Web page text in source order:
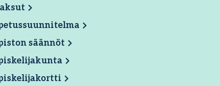
säännöt